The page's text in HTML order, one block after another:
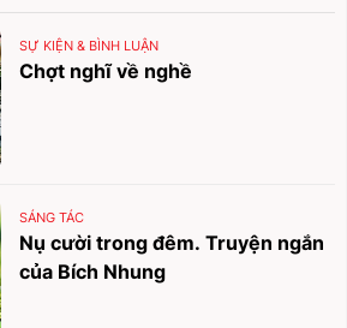
SỰ KIỆN & BÌNH LUẬN
Chợt nghĩ về nghề
SÁNG TÁC
Nụ cười trong đêm. Truyện ngắn
của Bích Nhung